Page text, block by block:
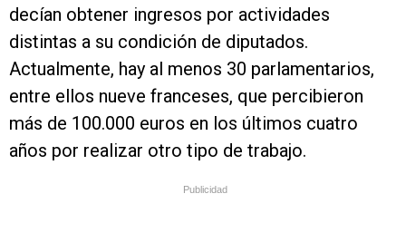
decían obtener ingresos por actividades
distintas a su condición de diputados.
Actualmente, hay al menos 30 parlamentarios,
entre ellos nueve franceses, que percibieron
más de 100.000 euros en los últimos cuatro
años por realizar otro tipo de trabajo.
Publicidad